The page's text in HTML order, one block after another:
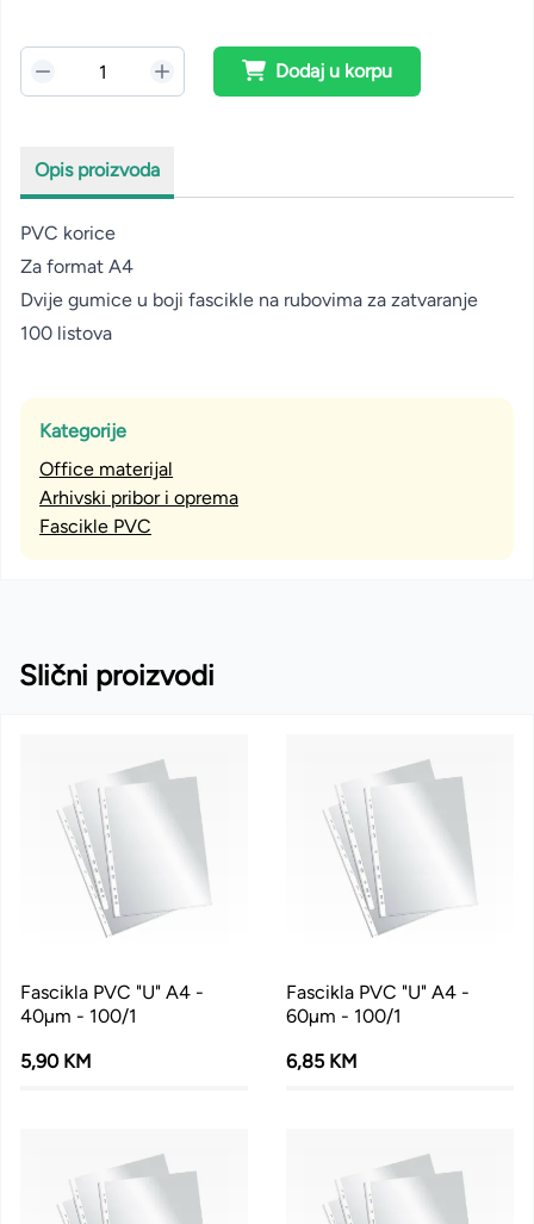
Dodaj u korpu
Opis proizvoda
PVC korice
Za format A4
Dvije gumice u boji fascikle na rubovima za zatvaranje
100 listova
Kategorije
Office materijal
Arhivski pribor i oprema
Fascikle PVC
Slični proizvodi
Fascikla PVC "U" A4 -
40µm - 100/1
5,90 KM
Fascikla PVC "U" A4 -
60µm - 100/1
6,85 KM